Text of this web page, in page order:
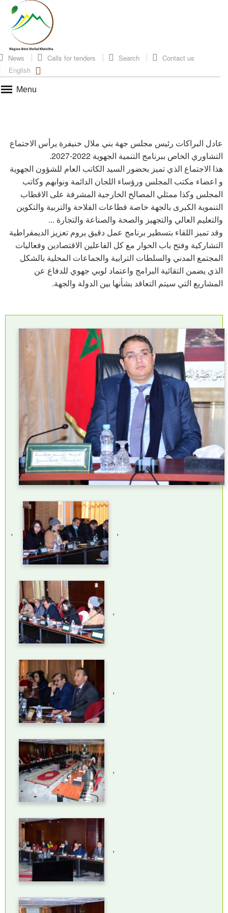
News Calls for tenders Search
Contact us
English
Menu
عادل البراكات رئيس مجلس جهة بني ملال خنيفرة يرأس الاجتماع
التشاوري الخاص ببرنامج التنمية الجهوية 2022-2027.
هذا الاجتماع الذي تميز بحضور السيد الكاتب العام للشؤون الجهوية
و اعضاء مكتب المجلس ورؤساء اللجان الدائمة ونوابهم وكاتب
المجلس وكذا ممثلي المصالح الخارجية المشرفة على الاقطاب
التنموية الكبرى بالجهة خاصة قطاعات الفلاحة والتربية والتكوين
والتعليم العالي والتجهيز والصحة والصناعة والتجارة ...
وقد تميز اللقاء بتسطير برنامج عمل دقيق يروم تعزيز الديمقراطية
التشاركية وفتح باب الحوار مع كل الفاعلين الاقتصادين وفعاليات
المجتمع المدني والسلطات الترابية والجماعات المحلية بالشكل
الذي يضمن التقائية البرامج واعتماد لوبي جهوي للدفاع عن
المشاريع التي سيتم التعاقد بشأنها بين الدولة والجهة.
, ,
,
,
,
,